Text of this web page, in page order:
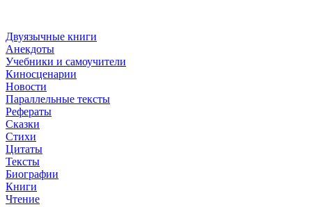
Двуязычные книги
Анекдоты
Учебники и самоучители
Киносценарии
Новости
Параллельные тексты
Рефераты
Сказки
Стихи
Цитаты
Тексты
Биографии
Книги
Чтение